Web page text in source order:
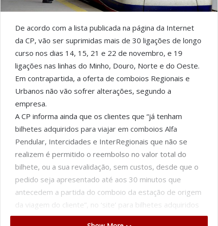
De acordo com a lista publicada na página da Internet
da CP, vão ser suprimidas mais de 30 ligações de longo
curso nos dias 14, 15, 21 e 22 de novembro, e 19
ligações nas linhas do Minho, Douro, Norte e do Oeste.
Em contrapartida, a oferta de comboios Regionais e
Urbanos não vão sofrer alterações, segundo a
empresa.
A CP informa ainda que os clientes que “já tenham
bilhetes adquiridos para viajar em comboios Alfa
Pendular, Intercidades e InterRegionais que não se
realizem é permitido o reembolso no valor total do
bilhete, ou a sua revalidação, sem custos, desde que o
pedido seja apresentado até aos 30 minutos que
antecedem a partida do comboio da estação de origem
da viagem do cliente”, no ‘site’ para bilhetes adquiridos
na bilheteira ‘online’ ou na